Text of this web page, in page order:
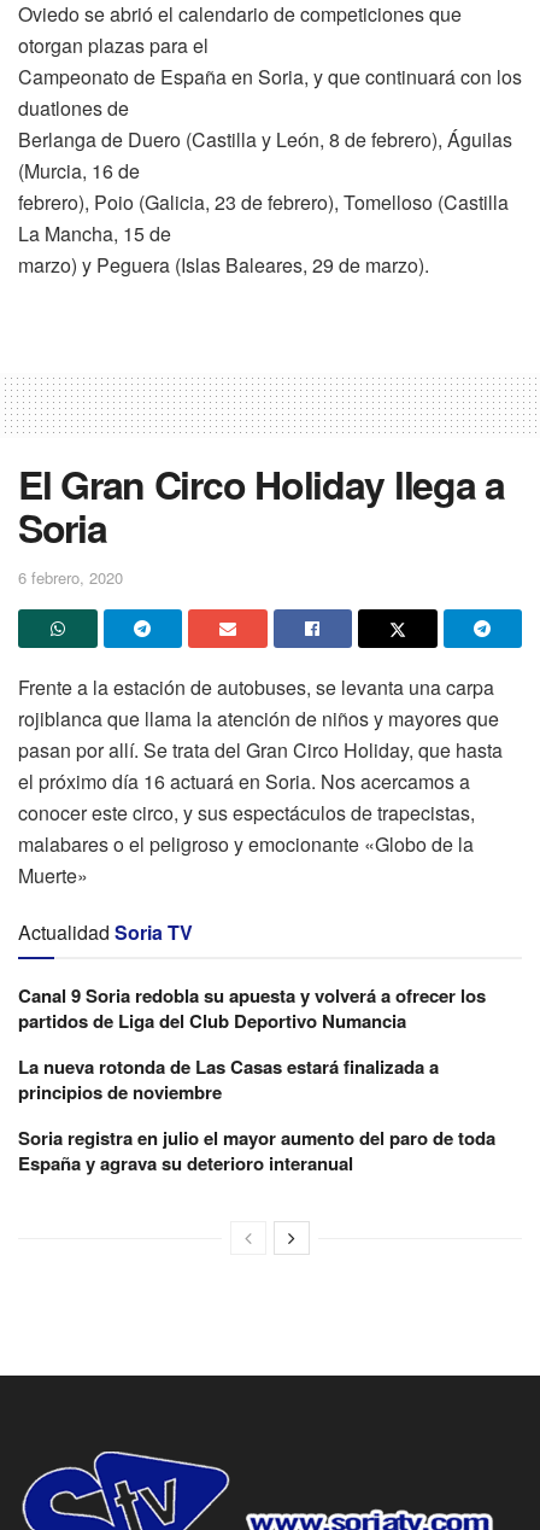
Oviedo se abrió el calendario de competiciones que
otorgan plazas para el
Campeonato de España en Soria, y que continuará con los
duatlones de
Berlanga de Duero (Castilla y León, 8 de febrero), Águilas
(Murcia, 16 de
febrero), Poio (Galicia, 23 de febrero), Tomelloso (Castilla
La Mancha, 15 de
marzo) y Peguera (Islas Baleares, 29 de marzo).
El Gran Circo Holiday llega a
Soria
6 febrero, 2020
Frente a la estación de autobuses, se levanta una carpa
rojiblanca que llama la atención de niños y mayores que
pasan por allí. Se trata del Gran Circo Holiday, que hasta
el próximo día 16 actuará en Soria. Nos acercamos a
conocer este circo, y sus espectáculos de trapecistas,
malabares o el peligroso y emocionante «Globo de la
Muerte»
Actualidad Soria TV
Canal 9 Soria redobla su apuesta y volverá a ofrecer los
partidos de Liga del Club Deportivo Numancia
La nueva rotonda de Las Casas estará finalizada a
principios de noviembre
Soria registra en julio el mayor aumento del paro de toda
España y agrava su deterioro interanual